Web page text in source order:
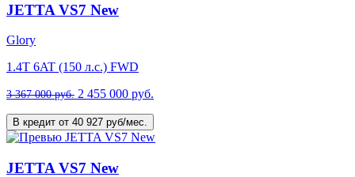
JETTA VS7 New
Glory
1.4T 6AT (150 л.с.) FWD
3 367 000 руб. 2 455 000 руб.
В кредит от 40 927 руб/мес.
JETTA VS7 New